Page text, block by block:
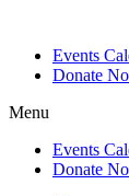
Events
Donate
Menu
Events
Donate